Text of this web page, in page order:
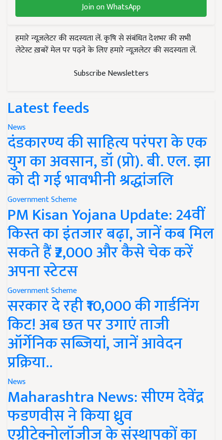
Join on WhatsApp
हमारे न्यूज़लेटर की सदस्यता लें. कृषि से संबंधित देशभर की सभी
लेटेस्ट ख़बरें मेल पर पढ़ने के लिए हमारे न्यूज़लेटर की सदस्यता लें.
Subscribe Newsletters
Latest feeds
News
दंडकारण्य की साहित्य परंपरा के एक
युग का अवसान, डॉ (प्रो). बी. एल. झा
को दी गई भावभीनी श्रद्धांजलि
Government Scheme
PM Kisan Yojana Update: 24वीं
किस्त का इंतजार बढ़ा, जानें कब मिल
सकते हैं ₹2,000 और कैसे चेक करें
अपना स्टेटस
Government Scheme
सरकार दे रही ₹10,000 की गार्डनिंग
किट! अब छत पर उगाएं ताजी
ऑर्गेनिक सब्जियां, जानें आवेदन
प्रक्रिया..
News
Maharashtra News: सीएम देवेंद्र
फडणवीस ने किया ध्रुव